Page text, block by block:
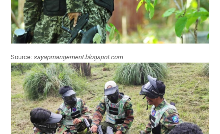
Source: sayapmangement.blogspot.com